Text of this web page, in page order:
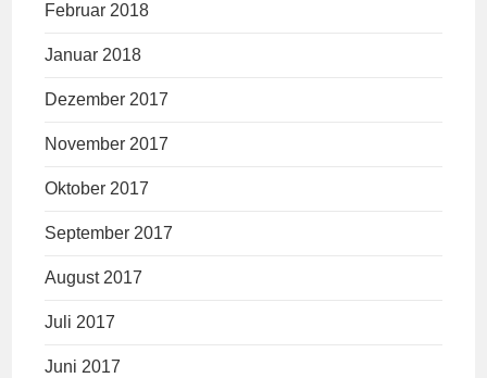
Februar 2018
Januar 2018
Dezember 2017
November 2017
Oktober 2017
September 2017
August 2017
Juli 2017
Juni 2017